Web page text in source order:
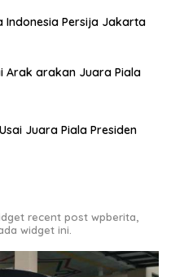
Indonesia Persija Jakarta
Arak arakan Juara Piala
Juara Piala Presiden
recent post wpberita,
widget ini.